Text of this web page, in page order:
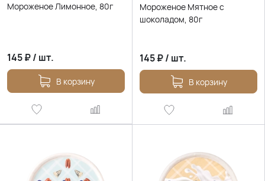
Мороженое Лимонное, 80г
145₽/ шт.
В корзину
Мороженое Мятное с
шоколадом, 80г
145₽/ шт.
В корзину